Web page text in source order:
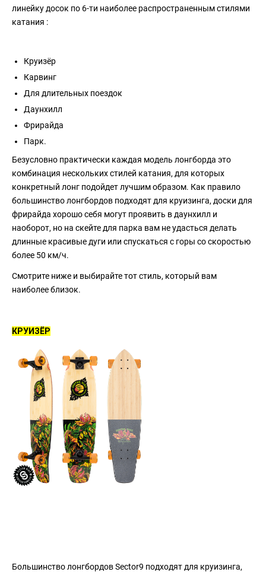
линейку досок по 6-ти наиболее распространенным стилями
катания :
Круизёр
Карвинг
Для длительных поездок
Даунхилл
Фрирайда
Парк.
Безусловно практически каждая модель лонгборда это
комбинация нескольких стилей катания, для которых
конкретный лонг подойдет лучшим образом. Как правило
большинство лонгбордов подходят для круизинга, доски для
фрирайда хорошо себя могут проявить в даунхилл и
наоборот, но на скейте для парка вам не удасться делать
длинные красивые дуги или спускаться с горы со скоростью
более 50 км/ч.
Смотрите ниже и выбирайте тот стиль, который вам
наиболее близок.
КРУИЗЁР
Большинство лонгбордов Sector9 подходят для круизинга,